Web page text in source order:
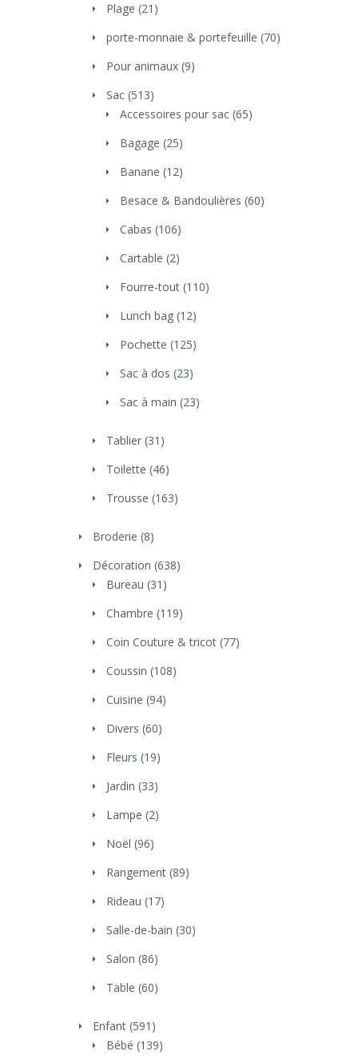
Plage (21)
porte-monnaie & portefeuille (70)
Pour animaux (9)
Sac (513)
Accessoires pour sac (65)
Bagage (25)
Banane (12)
Besace & Bandoulières (60)
Cabas (106)
Cartable (2)
Fourre-tout (110)
Lunch bag (12)
Pochette (125)
Sac à dos (23)
Sac à main (23)
Tablier (31)
Toilette (46)
Trousse (163)
Broderie (8)
Décoration (638)
Bureau (31)
Chambre (119)
Coin Couture & tricot (77)
Coussin (108)
Cuisine (94)
Divers (60)
Fleurs (19)
Jardin (33)
Lampe (2)
Noël (96)
Rangement (89)
Rideau (17)
Salle-de-bain (30)
Salon (86)
Table (60)
Enfant (591)
Bébé (139)